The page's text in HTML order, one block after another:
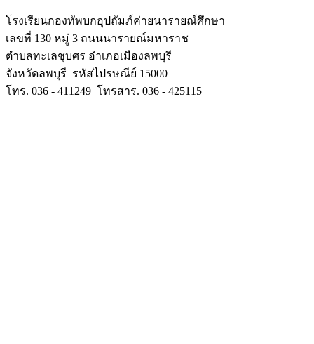
โรงเรียนกองทัพบกอุปถัมภ์ค่ายนารายณ์ศึกษา
เลขที่ 130 หมู่ 3 ถนนนารายณ์มหาราช
ตำบลทะเลชุบศร อำเภอเมืองลพบุรี
จังหวัดลพบุรี รหัสไปรษณีย์ 15000
โทร. 036 - 411249 โทรสาร. 036 - 425115